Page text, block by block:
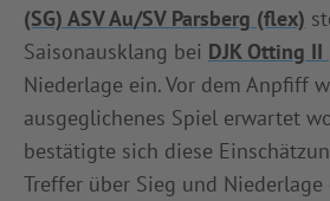
AUSBILDUNG & FÖRDERUNG
DER VERBAND
(SG) ASV Au/SV Parsberg (flex)
Saisonausklang bei DJK Otting
Niederlage ein. Vor dem Anpfiff
ausgeglichenes Spiel erwartet
bestätigte sich diese
Treffer über Sieg und Niederlage